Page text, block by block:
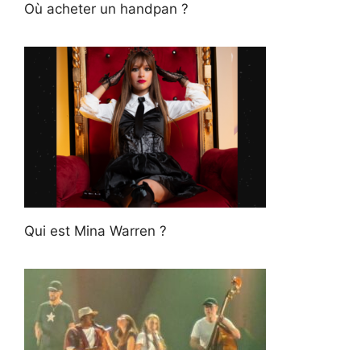
Où acheter un handpan ?
Qui est Mina Warren ?